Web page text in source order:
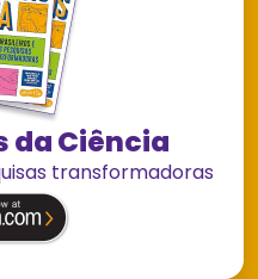
da Ciência
transformadoras